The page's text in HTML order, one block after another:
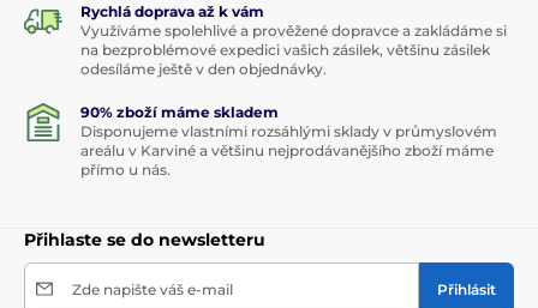
Rychlá doprava až k vám
Využíváme spolehlivé a prověžené dopravce a zakládáme si
na bezproblémové expedici vašich zásilek, většinu zásilek
odesíláme ještě v den objednávky.
90% zboží máme skladem
Disponujeme vlastními rozsáhlými sklady v průmyslovém
areálu v Karviné a většinu nejprodávanějšího zboží máme
přímo u nás.
Přihlaste se do newsletteru
Zde napište váš e-mail Přihlásit